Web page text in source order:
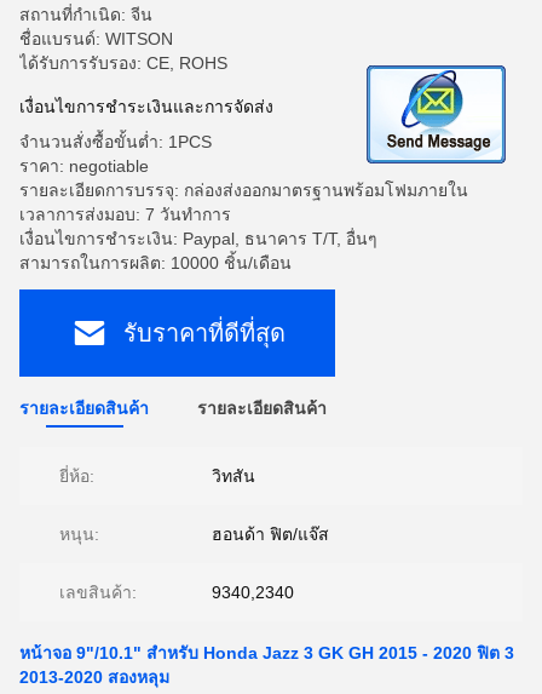
สถานที่กำเนิด: จีน
ชื่อแบรนด์: WITSON
ได้รับการรับรอง: CE, ROHS
เงื่อนไขการชำระเงินและการจัดส่ง
จำนวนสั่งซื้อขั้นต่ำ: 1PCS
ราคา: negotiable
รายละเอียดการบรรจุ: กล่องส่งออกมาตรฐานพร้อมโฟมภายใน
เวลาการส่งมอบ: 7 วันทำการ
เงื่อนไขการชำระเงิน: Paypal, ธนาคาร T/T, อื่นๆ
สามารถในการผลิต: 10000 ชิ้น/เดือน
รับราคาที่ดีที่สุด
รายละเอียดสินค้า รายละเอียดสินค้า
ยี่ห้อ: วิทสัน
หนุน: ฮอนด้า ฟิต/แจ๊ส
เลขสินค้า: 9340,2340
หน้าจอ 9"/10.1" สําหรับ Honda Jazz 3 GK GH 2015 - 2020 ฟิต 3
2013-2020 สองหลุม